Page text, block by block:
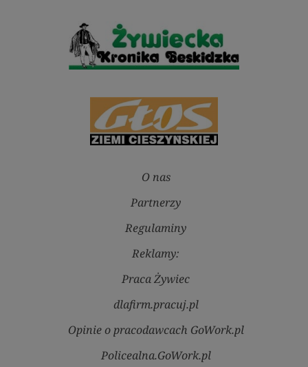
O nas
Partnerzy
Regulaminy
Reklamy:
Praca Żywiec
dlafirm.pracuj.pl
Opinie o pracodawcach GoWork.pl
Policealna.GoWork.pl